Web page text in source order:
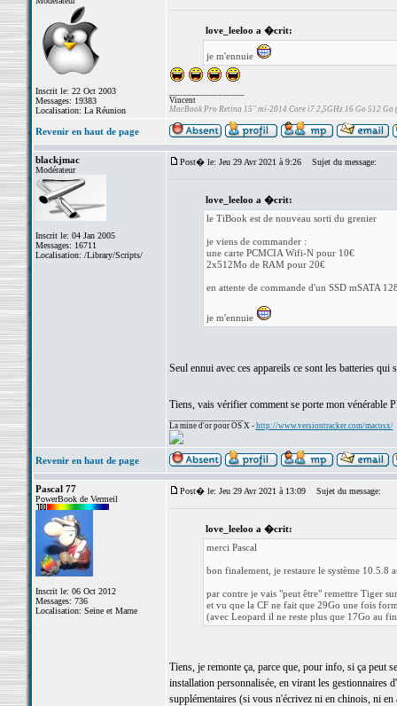
Inscrit le: 22 Oct 2003
Messages: 19383
Localisation: La Réunion
love_leeloo a �crit:
je m'ennuie
Vincent
MacBook Pro Retina 15" mi-2014 Core i7 2,5GHz 16 Go 512 Go
Revenir en haut de page
blackjmac
Modérateur
Inscrit le: 04 Jan 2005
Messages: 16711
Localisation: /Library/Scripts/
Post� le: Jeu 29 Avr 2021 à 9:26 Sujet du message:
love_leeloo a �crit:
le TiBook est de nouveau sorti du grenier
je viens de commander :
une carte PCMCIA Wifi-N pour 10€
2x512Mo de RAM pour 20€
en attente de commande d'un SSD mSATA
je m'ennuie
Seul ennui avec ces appareils ce sont les batteries
Tiens, vais vérifier comment se porte mon vénérable
La mine d'or pour OS X - http://www.versiontracker.com/macosx/
Revenir en haut de page
Pascal 77
PowerBook de Vermeil
Inscrit le: 06 Oct 2012
Messages: 736
Localisation: Seine et Marne
Post� le: Jeu 29 Avr 2021 à 13:09 Sujet du message:
love_leeloo a �crit:
merci Pascal
bon finalement, je restaure le système 10.5.8
par contre je vais "peut être" remettre Tiger
et vu que la CF ne fait que 29Go une fois
(avec Leopard il ne reste plus que 17Go au
Tiens, je remonte ça, parce que, pour info, si ça peut
installation personnalisée, en virant les gestionnaires
supplémentaires (si vous n'écrivez ni en chinois, ni